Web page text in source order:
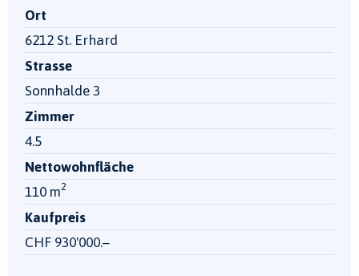
Ort
6212 St. Erhard
Strasse
Sonnhalde 3
Zimmer
4.5
Nettowohnfläche
110 m2
Kaufpreis
CHF 930'000.–